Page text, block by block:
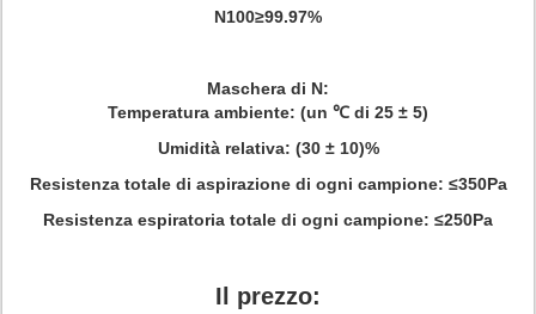
N100≥99.97%
Maschera di N:
Temperatura ambiente: (un ℃ di 25 ± 5)
Umidità relativa: (30 ± 10)%
Resistenza totale di aspirazione di ogni campione: ≤350Pa
Resistenza espiratoria totale di ogni campione: ≤250Pa
Il prezzo: